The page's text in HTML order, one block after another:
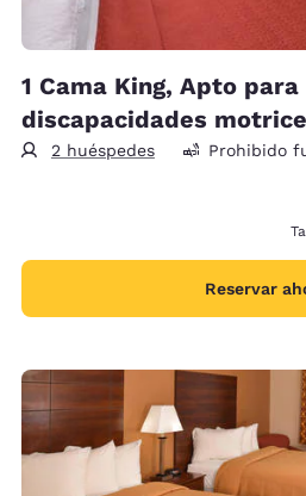
1 Cama King, Apto
discapacidades
2 huéspedes Prohibido
Reservar